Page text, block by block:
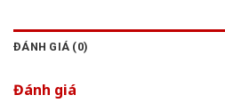
ĐÁNH GIÁ (0)
Đánh giá